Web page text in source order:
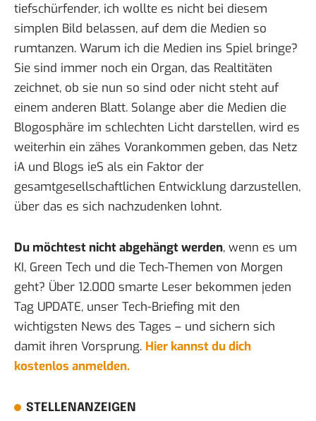
tiefschürfender, ich wollte es nicht bei diesem
simplen Bild belassen, auf dem die Medien so
rumtanzen. Warum ich die Medien ins Spiel bringe?
Sie sind immer noch ein Organ, das Realtitäten
zeichnet, ob sie nun so sind oder nicht steht auf
einem anderen Blatt. Solange aber die Medien die
Blogosphäre im schlechten Licht darstellen, wird es
weiterhin ein zähes Vorankommen geben, das Netz
iA und Blogs ieS als ein Faktor der
gesamtgesellschaftlichen Entwicklung darzustellen,
über das es sich nachzudenken lohnt.
Du möchtest nicht abgehängt werden, wenn es um
KI, Green Tech und die Tech-Themen von Morgen
geht? Über 12.000 smarte Leser bekommen jeden
Tag UPDATE, unser Tech-Briefing mit den
wichtigsten News des Tages – und sichern sich
damit ihren Vorsprung. Hier kannst du dich
kostenlos anmelden.
STELLENANZEIGEN